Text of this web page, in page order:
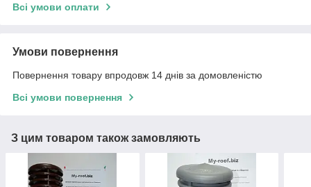
Всі умови оплати
Умови повернення
Повернення товару впродовж 14 днів за домовленістю
Всі умови повернення
З цим товаром також замовляють